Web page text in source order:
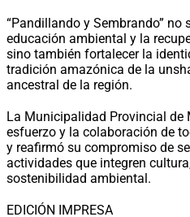
“Pandillando y Sembrando” no
educación ambiental y la
sino también fortalecer la
tradición amazónica de la
ancestral de la región.
La Municipalidad Provincial de
esfuerzo y la colaboración de
y reafirmó su compromiso de
actividades que integren
sostenibilidad ambiental.
EDICIÓN IMPRESA